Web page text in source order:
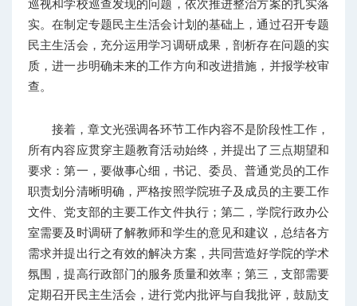
巡视和学校巡查发现的问题，依次推进整治方案的扎实落
实。在制定专题民主生活会计划的基础上，通过召开专题
民主生活会，充分运用学习调研成果，剖析存在问题的实
质，进一步明确未来的工作方向和改进措施，并报学校审
查。
接着，章文光强调各环节工作内容不是阶段性工作，
所有内容应贯穿主题教育活动始终，并提出了三点期望和
要求：第一，要做事心细，书记、委员、普通党员的工作
职责划分清晰明确，严格按照学院班子及成员的主要工作
文件、党支部的主要工作文件执行；第二，学院行政办公
室需要及时调研了解教师和学生的意见和建议，总结各方
需求并提出行之有效的解决方案，共同营造好学院的学术
氛围，提高行政部门的服务质量和效率；第三，支部需要
定期召开民主生活会，进行党内批评与自我批评，鼓励支